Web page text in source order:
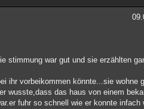
stimmung war gut und sie erzählten
ihr vorbeikommen könnte...sie wohne
wusste,dass das haus von einem
fuhr so schnell wie er konnte infach